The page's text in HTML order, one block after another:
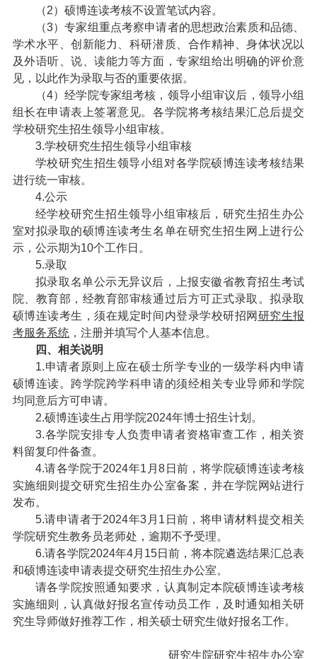
（2）硕博连读考核不设置笔试内容。
（3）专家组重点考察申请者的思想政治素质和品德、
学术水平、创新能力、科研潜质、合作精神、身体状况以
及外语听、说、读能力等方面，专家组给出明确的评价意
见，以此作为录取与否的重要依据。
（4）经学院专家组考核，领导小组审议后，领导小组
组长在申请表上签署意见。各学院将考核结果汇总后提交
学校研究生招生领导小组审核。
3.学校研究生招生领导小组审核
学校研究生招生领导小组对各学院硕博连读考核结果
进行统一审核。
4.公示
经学校研究生招生领导小组审核后，研究生招生办公
室对拟录取的硕博连读考生名单在研究生招生网上进行公
示，公示期为10个工作日。
5.录取
拟录取名单公示无异议后，上报安徽省教育招生考试
院、教育部，经教育部审核通过后方可正式录取。拟录取
硕博连读考生，须在规定时间内登录学校研招网 研究生报
考服务系统，注册并填写个人基本信息。
四、相关说明
1.申请者原则上应在硕士所学专业的一级学科内申请
硕博连读。跨学院跨学科申请的须经相关专业导师和学院
均同意后方可申请。
2.硕博连读生占用学院2024年博士招生计划。
3.各学院安排专人负责申请者资格审查工作，相关资
料留复印件备查。
4.请各学院于2024年1月8日前，将学院硕博连读考核
实施细则提交研究生招生办公室备案，并在学院网站进行
发布。
5.请申请者于2024年3月1日前，将申请材料提交相关
学院研究生教务员老师处，逾期不予受理。
6.请各学院2024年4月15日前，将本院遴选结果汇总表
和硕博连读申请表提交研究生招生办公室。
请各学院按照通知要求，认真制定本院硕博连读考核
实施细则，认真做好报名宣传动员工作，及时通知相关研
究生导师做好推荐工作，相关硕士研究生做好报名工作。
研究生院研究生招生办公室